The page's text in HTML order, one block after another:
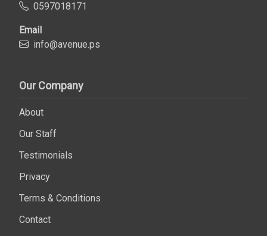
0597018171
Email
info@avenue.ps
Our Company
About
Our Staff
Testimonials
Privacy
Terms & Conditions
Contact